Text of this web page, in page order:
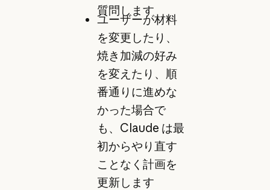
質問します
ユーザーが材料
を変更したり、
焼き加減の好み
を変えたり、順
番通りに進めな
かった場合で
も、Claude は最
初からやり直す
ことなく計画を
更新します